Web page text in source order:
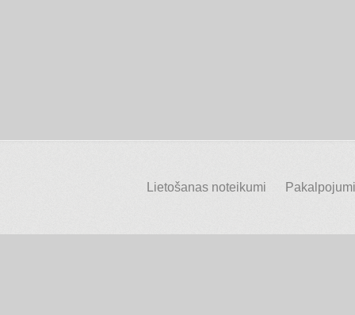
Lietošanas noteikumi